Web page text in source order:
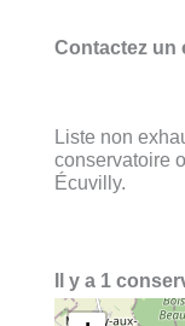
Contactez un
Liste non
conservatoire
Écuvilly.
Il y a 1